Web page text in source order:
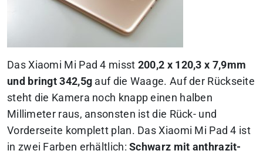
Das Xiaomi Mi Pad 4 misst 200,2 x 120,3 x 7,9mm
und bringt 342,5g auf die Waage. Auf der Rückseite
steht die Kamera noch knapp einen halben
Millimeter raus, ansonsten ist die Rück- und
Vorderseite komplett plan. Das Xiaomi Mi Pad 4 ist
in zwei Farben erhältlich:Schwarz mit anthrazit-